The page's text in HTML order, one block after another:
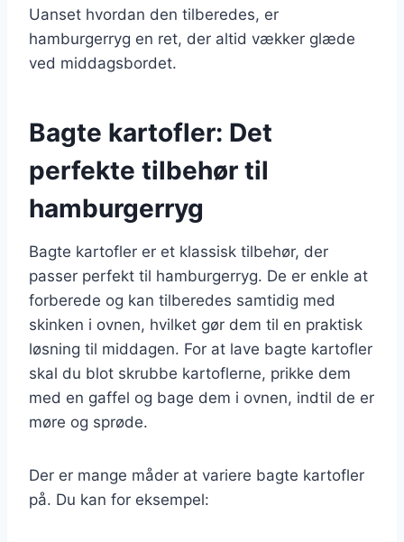
Uanset hvordan den tilberedes, er
hamburgerryg en ret, der altid vækker glæde
ved middagsbordet.
Bagte kartofler: Det
perfekte tilbehør til
hamburgerryg
Bagte kartofler er et klassisk tilbehør, der
passer perfekt til hamburgerryg. De er enkle at
forberede og kan tilberedes samtidig med
skinken i ovnen, hvilket gør dem til en praktisk
løsning til middagen. For at lave bagte kartofler
skal du blot skrubbe kartoflerne, prikke dem
med en gaffel og bage dem i ovnen, indtil de er
møre og sprøde.
Der er mange måder at variere bagte kartofler
på. Du kan for eksempel: